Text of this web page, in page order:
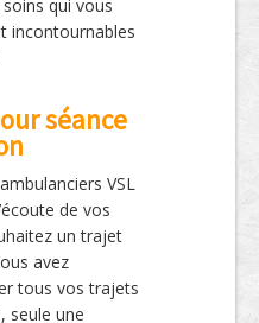
qui vous
incontournables
séance
VSL
de vos
un trajet
avez
tous vos trajets
seule une